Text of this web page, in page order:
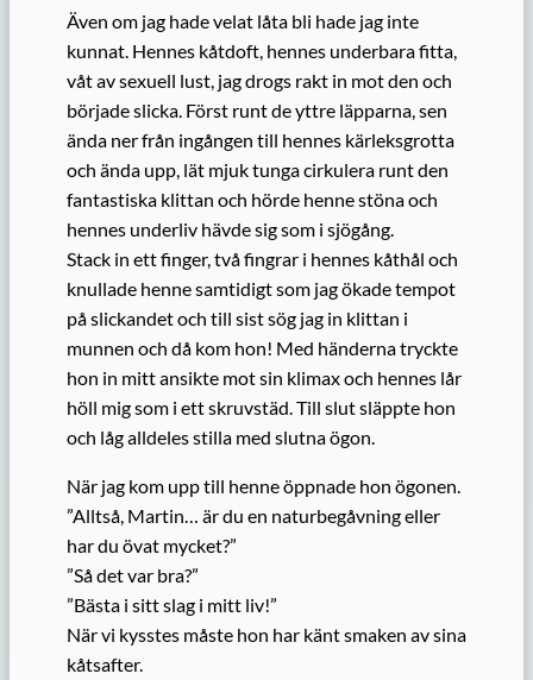
Även om jag hade velat låta bli hade jag inte
kunnat. Hennes kåtdoft, hennes underbara fitta,
våt av sexuell lust, jag drogs rakt in mot den och
började slicka. Först runt de yttre läpparna, sen
ända ner från ingången till hennes kärleksgrotta
och ända upp, lät mjuk tunga cirkulera runt den
fantastiska klittan och hörde henne stöna och
hennes underliv hävde sig som i sjögång.
Stack in ett finger, två fingrar i hennes kåthål och
knullade henne samtidigt som jag ökade tempot
på slickandet och till sist sög jag in klittan i
munnen och då kom hon! Med händerna tryckte
hon in mitt ansikte mot sin klimax och hennes lår
höll mig som i ett skruvstäd. Till slut släppte hon
och låg alldeles stilla med slutna ögon.
När jag kom upp till henne öppnade hon ögonen.
”Alltså, Martin… är du en naturbegåvning eller
har du övat mycket?”
”Så det var bra?”
”Bästa i sitt slag i mitt liv!”
När vi kysstes måste hon har känt smaken av sina
kåtsafter.